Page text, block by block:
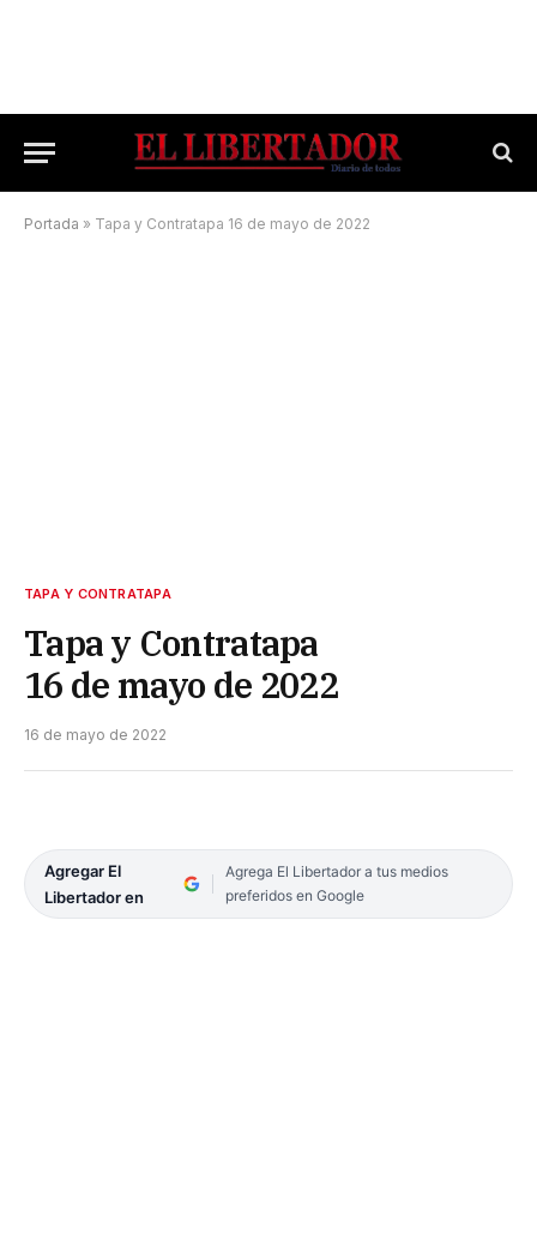
Portada » Tapa y Contratapa 16 de mayo de 2022
TAPA Y CONTRATAPA
Tapa y Contratapa
16 de mayo de 2022
16 de mayo de 2022
Agregar El
Libertador en
Agrega El Libertador a tus medios
preferidos en Google